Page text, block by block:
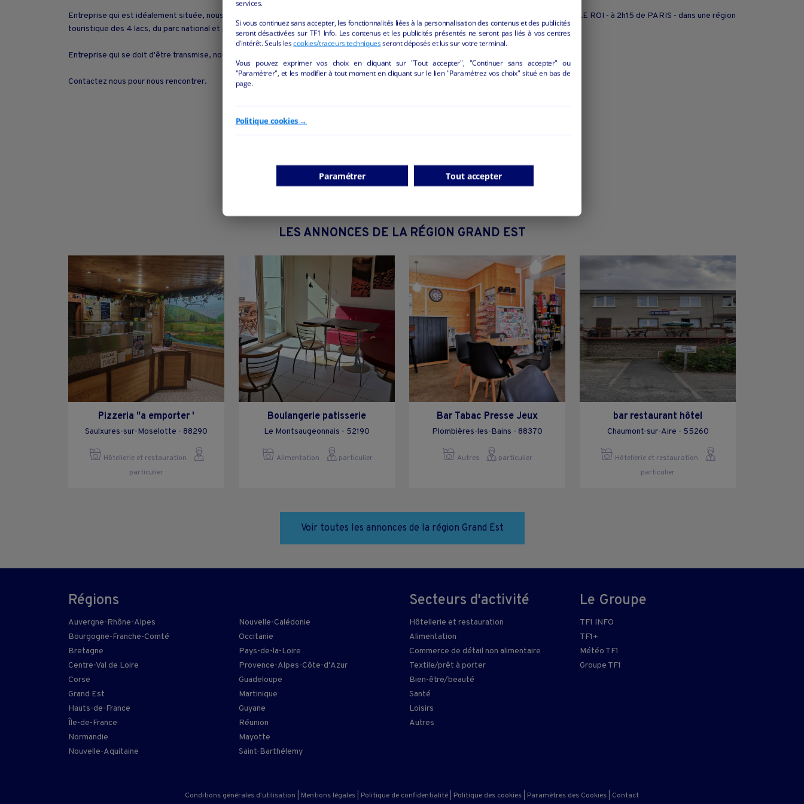
Entreprise qui est idéalement située, nous sommes situés à 10 min des sorties autoroutes LANGRES NORD - LANGRES SUD - MONTIGNY LE ROI - à 2h15 de PARIS - dans une région
touristique des 4 lacs, du parc national et proche de la ville de LANGRES
Entreprise qui se doit d'être transmise, nous avons de nombreux projets de développement et porteurs. Accompagnement à reprise
Contactez nous pour nous rencontrer.
LES ANNONCES DE LA RÉGION GRAND EST
Pizzeria "a emporter '
Saulxures-sur-Moselotte - 88290
Hôtellerie et restauration
particulier
Boulangerie patisserie
Le Montsaugeonnais - 52190
Alimentation particulier
Bar Tabac Presse Jeux
Plombières-les-Bains - 88370
Autres particulier
bar restaurant hôtel
Chaumont-sur-Aire - 55260
Hôtellerie et restauration
particulier
Voir toutes les annonces de la région Grand Est
Régions
Auvergne-Rhône-Alpes
Bourgogne-Franche-Comté
Bretagne
Centre-Val de Loire
Corse
Grand Est
Hauts-de-France
Île-de-France
Normandie
Nouvelle-Aquitaine
Nouvelle-Calédonie
Occitanie
Pays-de-la-Loire
Provence-Alpes-Côte-d'Azur
Guadeloupe
Martinique
Guyane
Réunion
Mayotte
Saint-Barthélemy
Secteurs d'activité
Hôtellerie et restauration
Alimentation
Commerce de détail non alimentaire
Textile/prêt à porter
Bien-être/beauté
Santé
Loisirs
Autres
Le Groupe
TF1 INFO
TF1+
Météo TF1
Groupe TF1
Conditions générales d'utilisation Mentions légales Politique de confidentialité Politique des cookies Paramètres des Cookies Contact
services.
Si vous continuez sans accepter, les fonctionnalités liées à la personnalisation des contenus et des publicités
seront désactivées sur TF1 Info. Les contenus et les publicités présentés ne seront pas liés à vos centres
d'intérêt. Seuls lescookies/traceurs techniquesseront déposés et lus sur votre terminal.
Vous pouvez exprimer vos choix en cliquant sur "Tout accepter", "Continuer sans accepter" ou
"Paramétrer", et les modifier à tout moment en cliquant sur le lien "Paramétrez vos choix" situé en bas de
page.
Politique cookies →
Paramétrer Tout accepter